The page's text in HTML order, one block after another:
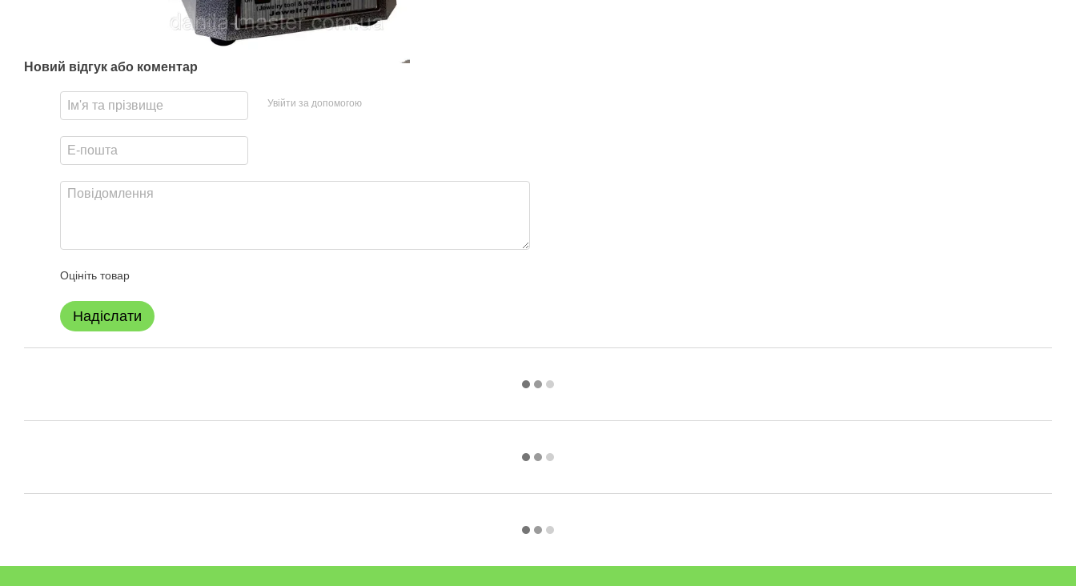
Новий відгук або коментар
Увійти за допомогою
Оцініть товар
Надіслати